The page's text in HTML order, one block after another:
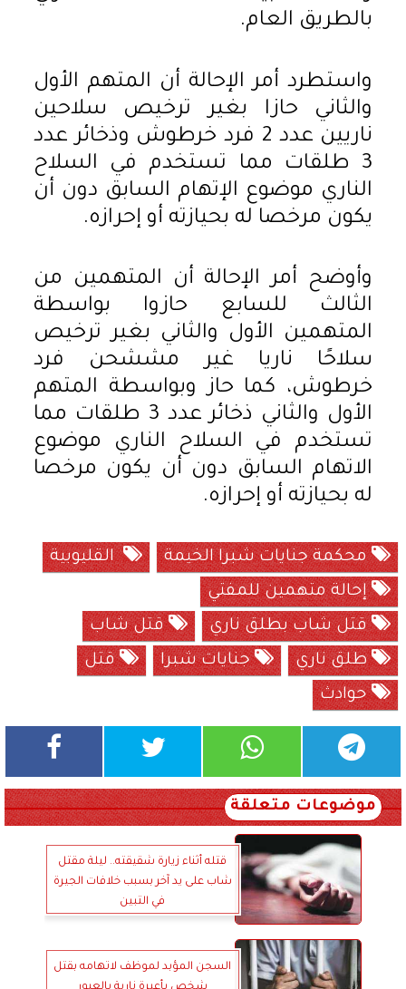
بالطريق العام.
واستطرد أمر الإحالة أن المتهم الأول
والثاني حازا بغير ترخيص سلاحين
ناريين عدد 2 فرد خرطوش وذخائر عدد
3 طلقات مما تستخدم في السلاح
الناري موضوع الإتهام السابق دون أن
يكون مرخصا له بحيازته أو إحرازه.
وأوضح أمر الإحالة أن المتهمين من
الثالث للسابع حازوا بواسطة
المتهمين الأول والثاني بغير ترخيص
سلاحًا ناريا غير مششحن فرد
خرطوش، كما حاز وبواسطة المتهم
الأول والثاني ذخائر عدد 3 طلقات مما
تستخدم في السلاح الناري موضوع
الاتهام السابق دون أن يكون مرخصا
له بحيازته أو إحرازه.
محكمة جنايات شبرا الخيمة
القليوبية
إحالة متهمين للمفتي
قتل شاب بطلق ناري
قتل شاب
طلق ناري
جنايات شبرا
قتل
حوادث
موضوعات متعلقة
قتله أثناء زيارة شقيقته.. ليلة مقتل
شاب على يد آخر بسبب خلافات الجيرة
في التبين
السجن المؤبد لموظف لاتهامه بقتل